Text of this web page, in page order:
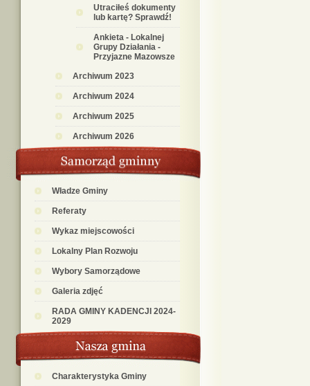
Utraciłeś dokumenty
lub kartę? Sprawdź!
Ankieta - Lokalnej
Grupy Działania -
Przyjazne Mazowsze
Archiwum 2023
Archiwum 2024
Archiwum 2025
Archiwum 2026
Władze Gminy
Referaty
Wykaz miejscowości
Lokalny Plan Rozwoju
Wybory Samorządowe
Galeria zdjęć
RADA GMINY KADENCJI 2024-
2029
Charakterystyka Gminy